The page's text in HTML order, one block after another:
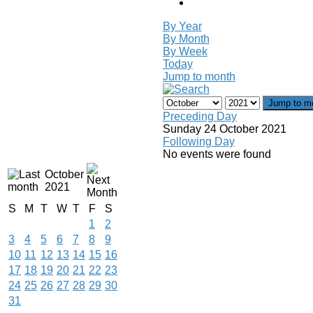
By Year
By Month
By Week
Today
Jump to month
Jump to
Preceding Day
Sunday 24 October 2021
Following Day
No events were found
October
2021
S
M T W T F
S
1
2
3
4 5 6 7 8
9
10 11 12 13 14 15 16
17 18 19 20 21 22 23
24 25 26 27 28 29 30
31